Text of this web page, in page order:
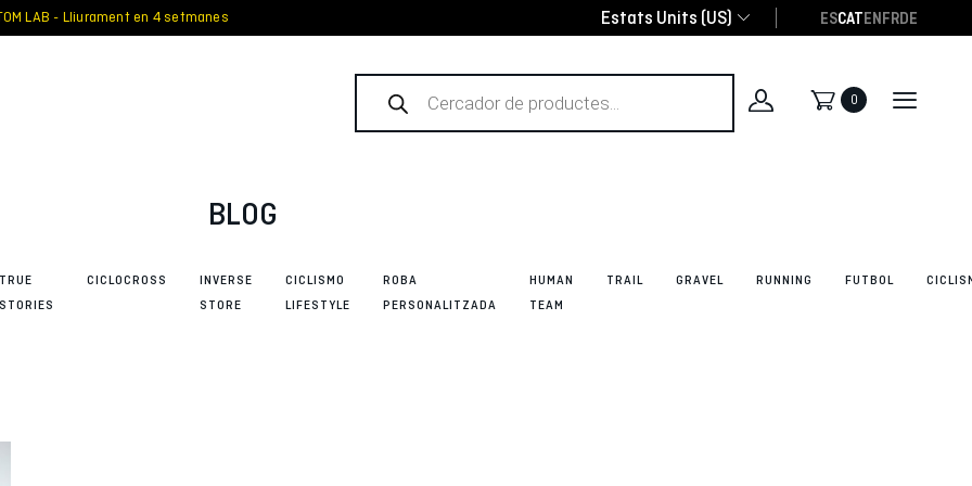
LAB - Lliurament en 4 setmanes Estats Units (US) ESCATENFRDE
Products
search
0
BLOG
TRUE
STORIES
CICLOCROSS
INVERSE
STORE
CICLISMO
LIFESTYLE
ROBA
PERSONALITZADA
HUMAN
TEAM
TRAIL GRAVEL RUNNING FUTBOL